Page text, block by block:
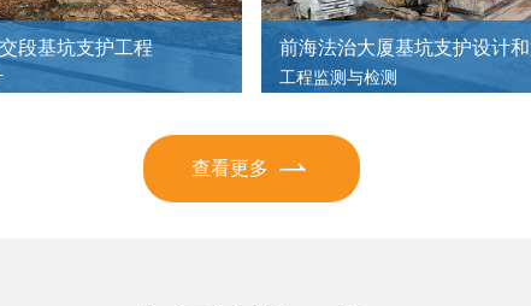
至沿江高速）市政工程—基坑支护与地基处理设计
段基坑支护工程 前海法治大厦基坑支护设计和
工程监测与检测
查看更多